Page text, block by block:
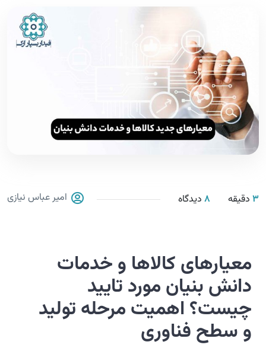
3 دقیقه 8 دیدگاه امیر عباس نیازی
معیارهای کالاها و خدمات
دانش بنیان مورد تایید
چیست؟ اهمیت مرحله تولید
و سطح فناوری